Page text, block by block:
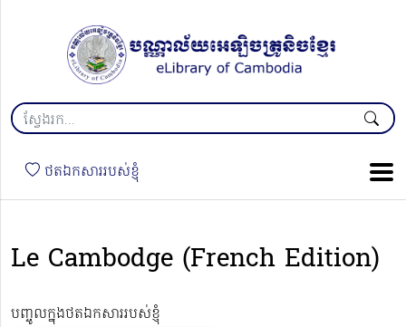
ថតឯកសាររបស់ខ្ញុំ
Le Cambodge (French Edition)
បញ្ចូលក្នុងថតឯកសាររបស់ខ្ញុំ